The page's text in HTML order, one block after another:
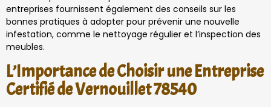
entreprises fournissent également des conseils sur les
bonnes pratiques à adopter pour prévenir une nouvelle
infestation, comme le nettoyage régulier et l’inspection des
meubles.
L’Importance de Choisir une Entreprise
Certifié de Vernouillet 78540